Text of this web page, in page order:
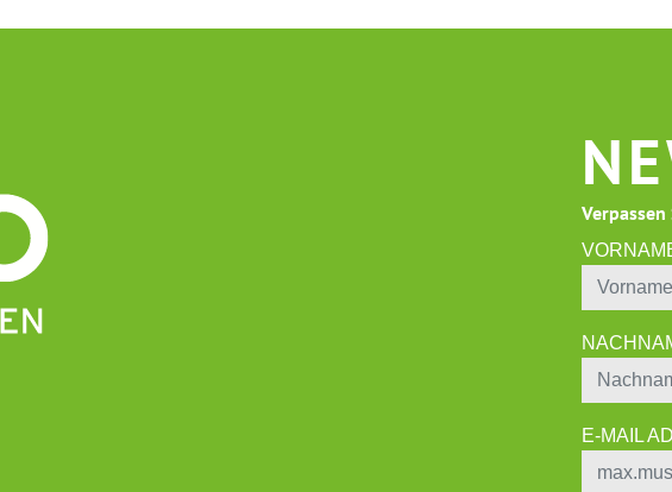
E-MAIL